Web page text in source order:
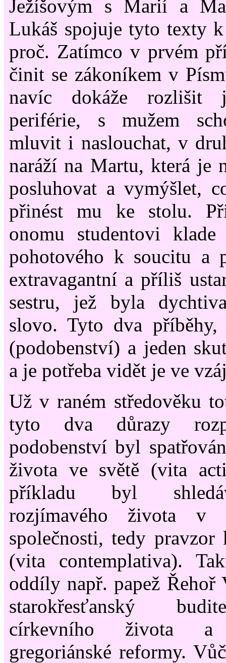
Ježíšovým s Marií a
Lukáš spojuje tyto texty
proč. Zatímco v prvém
činit se zákoníkem v
navíc dokáže rozlišit
periférie, s mužem
mluvit i naslouchat, v
naráží na Martu, která je
posluhovat a vymýšlet,
přinést mu ke stolu.
onomu studentovi
pohotového k soucitu a
extravagantní a příliš
sestru, jež byla
slovo. Tyto dva příběhy,
(podobenství) a jeden
a je potřeba vidět je ve
Už v raném středověku
tyto dva důrazy
podobenství byl
života ve světě (vita
příkladu byl
rozjímavého života v
společnosti, tedy pravzor
(vita contemplativa).
oddíly např. papež Řehoř
starokřesťanský
církevního života
gregoriánské reformy.